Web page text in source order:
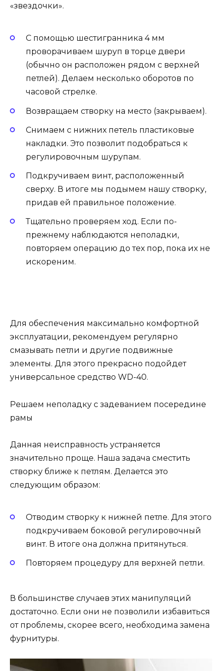
«звездочки».
С помощью шестигранника 4 мм
проворачиваем шуруп в торце двери
(обычно он расположен рядом с верхней
петлей). Делаем несколько оборотов по
часовой стрелке.
Возвращаем створку на место (закрываем).
Снимаем с нижних петель пластиковые
накладки. Это позволит подобраться к
регулировочным шурупам.
Подкручиваем винт, расположенный
сверху. В итоге мы подымем нашу створку,
придав ей правильное положение.
Тщательно проверяем ход. Если по-
прежнему наблюдаются неполадки,
повторяем операцию до тех пор, пока их не
искореним.
Для обеспечения максимально комфортной
эксплуатации, рекомендуем регулярно
смазывать петли и другие подвижные
элементы. Для этого прекрасно подойдет
универсальное средство WD-40.
Решаем неполадку с задеванием посередине
рамы
Данная неисправность устраняется
значительно проще. Наша задача сместить
створку ближе к петлям. Делается это
следующим образом:
Отводим створку к нижней петле. Для этого
подкручиваем боковой регулировочный
винт. В итоге она должна притянуться.
Повторяем процедуру для верхней петли.
В большинстве случаев этих манипуляций
достаточно. Если они не позволили избавиться
от проблемы, скорее всего, необходима замена
фурнитуры.